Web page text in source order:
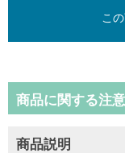
こ
商品説明
商品に関する注